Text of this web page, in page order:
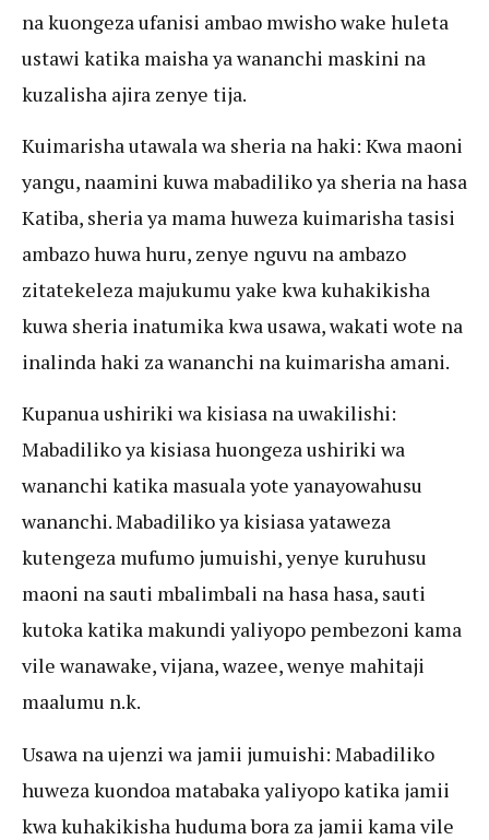
na kuongeza ufanisi ambao mwisho wake huleta
ustawi katika maisha ya wananchi maskini na
kuzalisha ajira zenye tija.
Kuimarisha utawala wa sheria na haki: Kwa maoni
yangu, naamini kuwa mabadiliko ya sheria na hasa
Katiba, sheria ya mama huweza kuimarisha tasisi
ambazo huwa huru, zenye nguvu na ambazo
zitatekeleza majukumu yake kwa kuhakikisha
kuwa sheria inatumika kwa usawa, wakati wote na
inalinda haki za wananchi na kuimarisha amani.
Kupanua ushiriki wa kisiasa na uwakilishi:
Mabadiliko ya kisiasa huongeza ushiriki wa
wananchi katika masuala yote yanayowahusu
wananchi. Mabadiliko ya kisiasa yataweza
kutengeza mufumo jumuishi, yenye kuruhusu
maoni na sauti mbalimbali na hasa hasa, sauti
kutoka katika makundi yaliyopo pembezoni kama
vile wanawake, vijana, wazee, wenye mahitaji
maalumu n.k.
Usawa na ujenzi wa jamii jumuishi: Mabadiliko
huweza kuondoa matabaka yaliyopo katika jamii
kwa kuhakikisha huduma bora za jamii kama vile